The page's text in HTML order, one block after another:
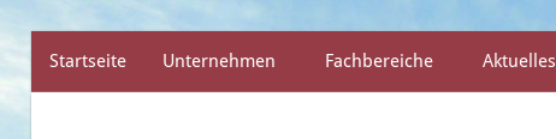
Startseite Unternehmen Fachbereiche Aktuelles